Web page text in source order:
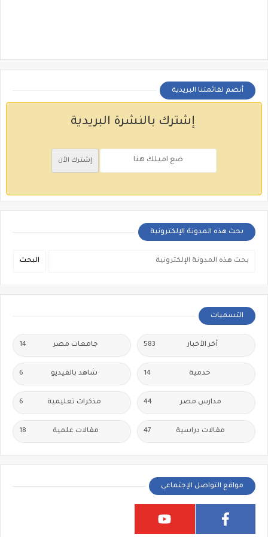
أنضم لقائمتنا البريدية
إشترك بالنشرة البريدية
بحث هذه المدونة الإلكترونية
التسميات
أخر الأخبار 583 جامعات مصر 14
خدمية 14 شاهد بالفيديو 6
مدارس مصر 44 مذكرات تعليمية 6
مقالات دراسية 47 مقالات علمية 18
مواقع التواصل الإجتماعي